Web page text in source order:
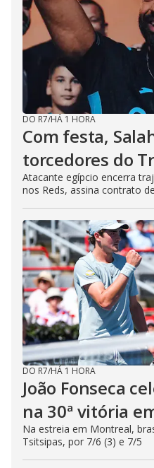
DO R7/HÁ 1 HORA
Com festa,
torcedores do
Atacante egípcio encerra
nos Reds, assina contrato
DO R7/HÁ 1 HORA
João Fonseca
na 30ª vitória
Na estreia em Montreal,
Tsitsipas, por 7/6 (3) e 7/5